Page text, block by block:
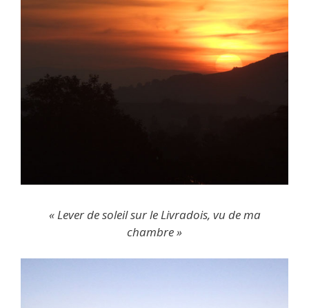
« Lever de soleil sur le Livradois, vu de ma
chambre »